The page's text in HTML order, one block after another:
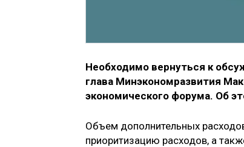
Необходимо вернуться к
глава Минэкономразвития
экономического форума. Об
Объем дополнительных
приоритизацию расходов, а